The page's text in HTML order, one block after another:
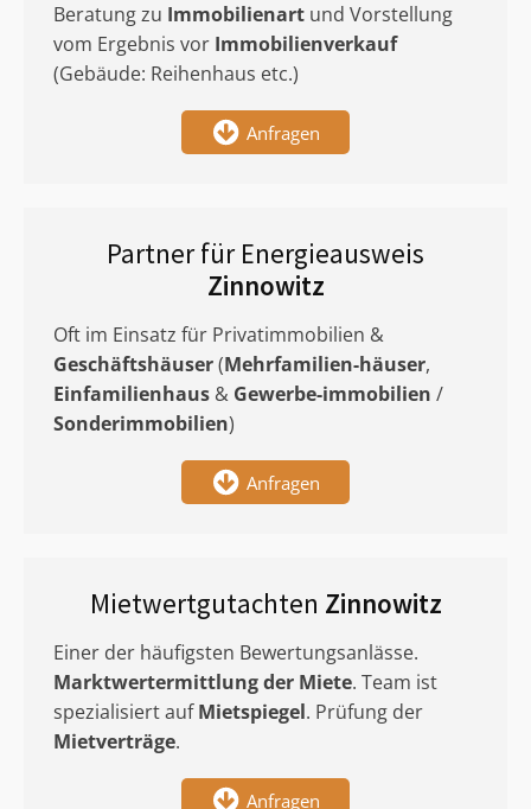
Beratung zu Immobilienart und Vorstellung
vom Ergebnis vor Immobilienverkauf
(Gebäude: Reihenhaus etc.)
Anfragen
Partner für Energieausweis
Zinnowitz
Oft im Einsatz für Privatimmobilien &
Geschäftshäuser(Mehrfamilien-häuser,
Einfamilienhaus & Gewerbe-immobilien /
Sonderimmobilien)
Anfragen
Mietwertgutachten Zinnowitz
Einer der häufigsten Bewertungsanlässe.
Marktwertermittlungder Miete. Team ist
spezialisiert aufMietspiegel. Prüfung der
Mietverträge.
Anfragen